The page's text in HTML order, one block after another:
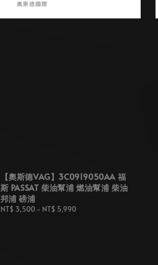
【奧斯德VAG】3C0919050AA 福
斯 PASSAT 柴油幫浦 燃油幫浦 柴油
邦浦 磅浦
Regular
NT$ 3,500- NT$ 5,990